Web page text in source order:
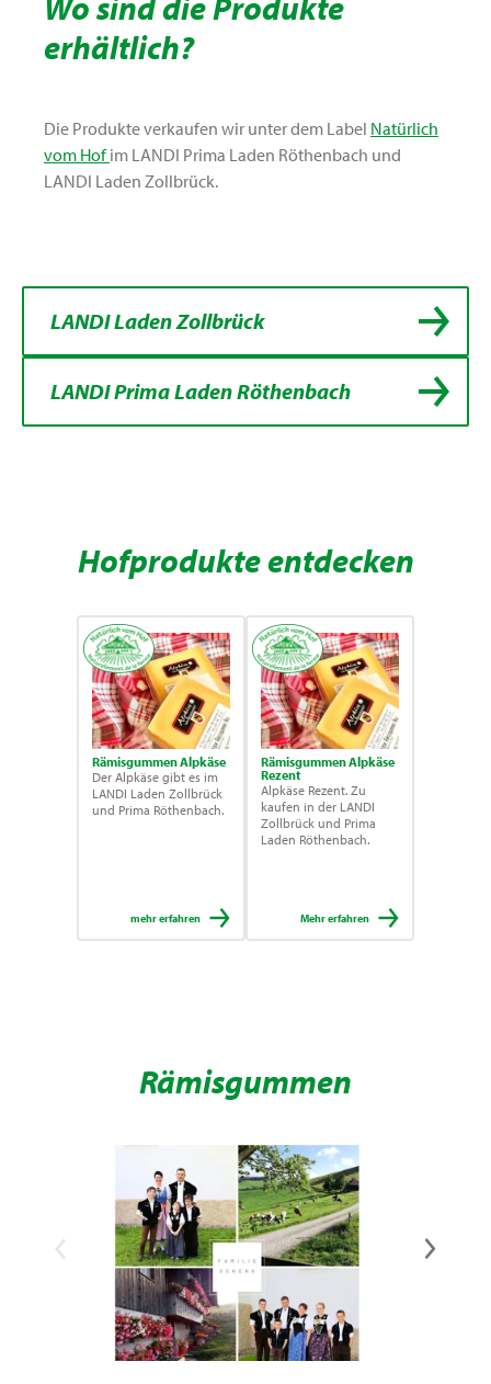
erhältlich?
Die Produkte verkaufen wir unter dem Label Natürlich
vom Hofim LANDI Prima Laden Röthenbach und
LANDI Laden Zollbrück.
LANDI Laden Zollbrück
LANDI Prima Laden Röthenbach
Hofprodukte entdecken
Rämisgummen Alpkäse
Der Alpkäse gibt es im
LANDI Laden Zollbrück
und Prima Röthenbach.
mehr erfahren
Rämisgummen Alpkäse
Rezent
Alpkäse Rezent. Zu
kaufen in der LANDI
Zollbrück und Prima
Laden Röthenbach.
Mehr erfahren
Rämisgummen